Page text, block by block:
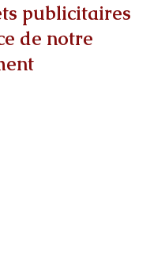
publicitaires
de notre